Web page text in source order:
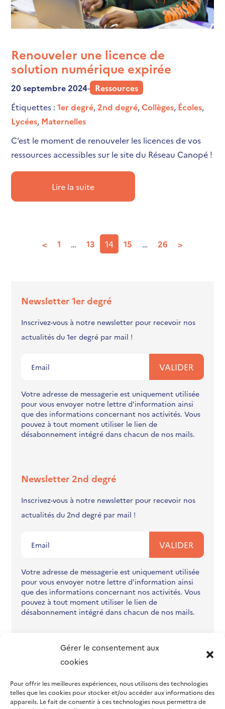
Gérer le consentement aux
cookies
Pour offrir les meilleures expériences, nous utilisons des technologies
telles que les cookies pour stocker et/ou accéder aux informations des
appareils. Le fait de consentir à ces technologies nous permettra de
Renouveler une licence de
solution numérique expirée
20 septembre 2024- Ressources
Étiquettes :1er degré,2nd degré,Collèges, Écoles,
Lycées, Maternelles
C’est le moment de renouveler les licences de vos
ressources accessibles sur le site du Réseau Canopé !
Lire la suite
< 1 … 13 14 15 … 26 >
Newsletter 1er degré
Inscrivez-vous à notre newsletter pour recevoir nos
actualités du 1er degré par mail !
Votre adresse de messagerie est uniquement utilisée
pour vous envoyer notre lettre d'information ainsi
que des informations concernant nos activités. Vous
pouvez à tout moment utiliser le lien de
désabonnement intégré dans chacun de nos mails.
Newsletter 2nd degré
Inscrivez-vous à notre newsletter pour recevoir nos
actualités du 2nd degré par mail !
Votre adresse de messagerie est uniquement utilisée
pour vous envoyer notre lettre d'information ainsi
que des informations concernant nos activités. Vous
pouvez à tout moment utiliser le lien de
désabonnement intégré dans chacun de nos mails.